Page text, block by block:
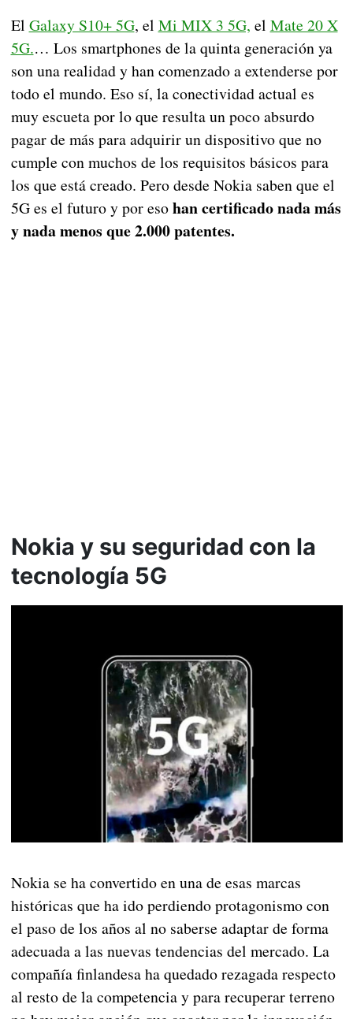
El Galaxy S10+ 5G, el Mi MIX 3 5G, el Mate 20 X
5G.… Los smartphones de la quinta generación ya
son una realidad y han comenzado a extenderse por
todo el mundo. Eso sí, la conectividad actual es
muy escueta por lo que resulta un poco absurdo
pagar de más para adquirir un dispositivo que no
cumple con muchos de los requisitos básicos para
los que está creado. Pero desde Nokia saben que el
5G es el futuro y por esohan certificado nada más
y nada menos que 2.000 patentes.
Nokia y su seguridad con la
tecnología 5G
Nokia se ha convertido en una de esas marcas
históricas que ha ido perdiendo protagonismo con
el paso de los años al no saberse adaptar de forma
adecuada a las nuevas tendencias del mercado. La
compañía finlandesa ha quedado rezagada respecto
al resto de la competencia y para recuperar terreno